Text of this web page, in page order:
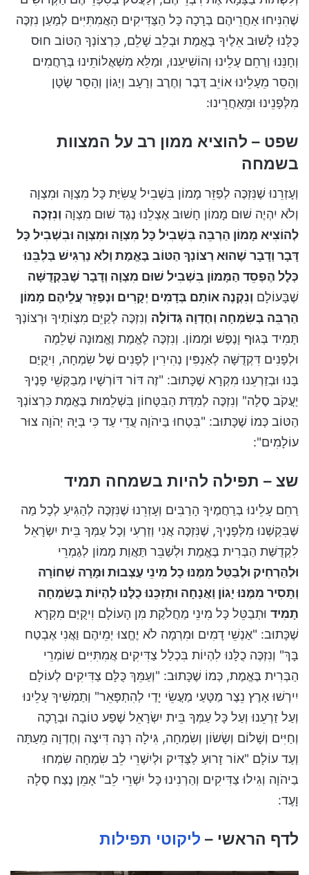
שֶׁהִנִּיחוּ אַחֲרֵיהֶם בְּרָכָה כָּל הַצַּדִּיקִים הָאֲמִתִּיִּים לְמַעַן נִזְכֶּה
כֻּלָּנוּ לָשׁוּב אֵלֶיךָ בֶּאֱמֶת וּבְלֵב שָׁלֵם, כִּרְצוֹנְךָ הַטּוֹב חוּס
וְחָנֵּנוּ וְרַחֵם עָלֵינוּ וְהוֹשִׁיעֵנוּ, וּמַלֵּא מִשְׁאֲלוֹתֵינוּ בְּרַחֲמִים
וְהָסֵר מֵעָלֵינוּ אוֹיֵב דֶּבֶר וְחֶרֶב וְרָעָב וְיָגוֹן וְהָסֵר שָׂטָן
מִלְּפָנֵינוּ וּמֵאַחֲרֵינוּ:
שפט – להוציא ממון רב על המצוות
בשמחה
וְעָזְרֵנוּ שֶׁנִּזְכֶּה לְפַזֵּר מָמוֹן בִּשְׁבִיל עֲשִׂיַּת כָּל מִצְוָה וּמִצְוָה
וְלֹא יִהְיֶה שׁוּם מָמוֹן חָשׁוּב אֶצְלֵנוּ נֶגֶד שׁוּם מִצְוָה וְנִזְכֶּה
לְהוֹצִיא מָמוֹן הַרְבֵּה בִּשְׁבִיל כָּל מִצְוָה וּמִצְוָה וּבִשְׁבִיל כָּל
דָּבָר וְדָבָר שֶׁהוּא רְצוֹנְךָ הַטּוֹב בֶּאֱמֶת וְלֹא נַרְגִּישׁ בְּלִבֵּנוּ
כְּלָל הֶפְסֵד הַמָּמוֹן בִּשְׁבִיל שׁוּם מִצְוָה וְדָבָר שֶׁבִּקְדֻשָּׁה
שֶׁבָּעוֹלָם וְנִקְנֶה אוֹתָם בְּדָמִים יְקָרִים וּנְפַזֵּר עֲלֵיהֶם מָמוֹן
הַרְבֵּה בְּשִׂמְחָה וְחֶדְוָה גְּדוֹלָה וְנִזְכֶּה לְקַיֵּם מִצְוֹתֶיךָ וּרְצוֹנְךָ
תָּמִיד בְּגוּף וָנֶפֶשׁ וּמָמוֹן. וְנִזְכֶּה לֶאֱמֶת וֶאֱמוּנָה שְׁלֵמָה
וּלְפָנִים דִּקְדֻשָּׁה לְאַנְפִּין נְהִירִין לְפָנִים שֶׁל שִׂמְחָה, וִיקֻיַּם
בָּנוּ וּבְזַרְעֵנוּ מִקְרָא שֶׁכָּתוּב: "זֶה דּוֹר דּוֹרְשָׁיו מְבַקְּשֵׁי פָנֶיךָ
יַעֲקֹב סֶלָה" וְנִזְכֶּה לְמִדַּת הַבִּטָּחוֹן בִּשְׁלֵמוּת בֶּאֱמֶת כִּרְצוֹנְךָ
הַטּוֹב כְּמוֹ שֶׁכָּתוּב: "בִּטְחוּ בַּיהֹוָה עֲדֵי עַד כִּי בְּיָהּ יְהֹוָה צוּר
עוֹלָמִים":
שצ – תפילה להיות בשמחה תמיד
רַחֵם עָלֵינוּ בְּרַחֲמֶיךָ הָרַבִּים וְעָזְרֵנוּ שֶׁנִּזְכֶּה לְהַגִּיעַ לְכָל מַה
שֶּׁבִּקַשְׁנוּ מִלְּפָנֶיךָ, שֶׁנִּזְכֶּה אֲנִי וְזַרְעִי וְכָל עַמְּךָ בֵּית יִשְׂרָאֵל
לִקְדֻשַּׁת הַבְּרִית בֶּאֱמֶת וּלְשַׁבֵּר תַּאֲוַת מָמוֹן לְגַמְרֵי
וּלְהַרְחִיק וּלְבַטֵּל מִמֶּנּוּ כָל מִינֵי עַצְבוּת וּמָרָה שְׁחוֹרָה
וְתָסִיר מִמֶּנּוּ יָגוֹן וַאֲנָחָה וּתְזַכֵּנוּ כֻלָּנוּ לִהְיוֹת בְּשִׂמְחָה
תָמִיד וּתְבַטֵּל כָּל מִינֵי מַחֲלֹקֶת מִן הָעוֹלָם וִיקֻיַּם מִקְרָא
שֶׁכָּתוּב: "אַנְשֵׁי דָמִים וּמִרְמָה לֹא יֶחֱצוּ יְמֵיהֶם וַאֲנִי אֶבְטַח
בָּךְ" וְנִזְכֶּה כֻלָּנוּ לִהְיוֹת בִּכְלַל צַדִּיקִים אֲמִתִּיִּים שׁוֹמְרֵי
הַבְּרִית בֶּאֱמֶת, כְּמוֹ שֶׁכָּתוּב: "וְעַמֵּךְ כֻּלָּם צַדִּיקִים לְעוֹלָם
יִירְשׁוּ אָרֶץ נֵצֶר מַטָּעַי מַעֲשֵׂי יָדַי לְהִתְפָּאֵר" וְתַמְשִׁיךְ עָלֵינוּ
וְעַל זַרְעֵנוּ וְעַל כָּל עַמְּךָ בֵּית יִשְׂרָאֵל שֶׁפַע טוֹבָה וּבְרָכָה
וְחַיִּים וְשָׁלוֹם וְשָׂשׂוֹן וְשִׂמְחָה, גִּילָה רִנָּה דִּיצָה וְחֶדְוָה מֵעַתָּה
וְעַד עוֹלָם "אוֹר זָרוּעַ לַצַּדִּיק וּלְיִשְׁרֵי לֵב שִׂמְחָה שִׂמְחוּ
בַיהֹוָה וְגִילוּ צַדִּיקִים וְהַרְנִינוּ כָּל יִשְׁרֵי לֵב" אָמֵן נֶצַח סֶלָה
וָעֶד:
לדף הראשי – ליקוטי תפילות